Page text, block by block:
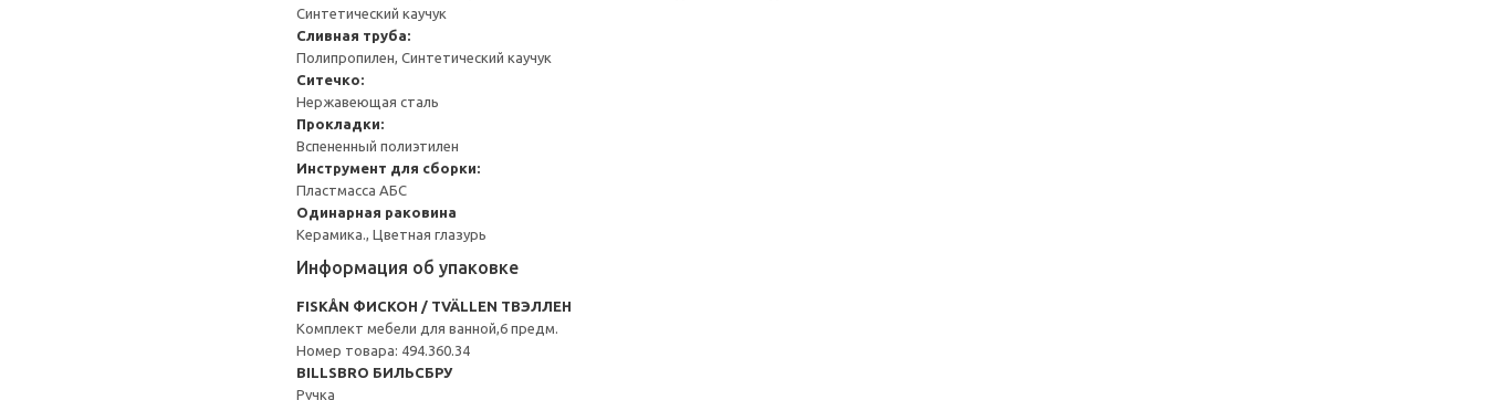
Синтетический каучук
Сливная труба:
Полипропилен, Синтетический каучук
Ситечко:
Нержавеющая сталь
Прокладки:
Вспененный полиэтилен
Инструмент для сборки:
Пластмасса АБС
Одинарная раковина
Керамика., Цветная глазурь
Информация об упаковке
FISKÅN ФИСКОН / TVÄLLEN ТВЭЛЛЕН
Комплект мебели для ванной,6 предм.
Номер товара: 494.360.34
BILLSBRO БИЛЬСБРУ
Ручка